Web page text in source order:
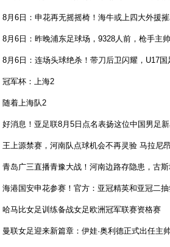
8月6日：申花再无摇摇椅！海牛或上四大外援
8月6日：昨晚浦东足球场，9328人前，枪手主
8月6日：连场头球绝杀！带刀后卫闪耀，U17国
冠军杯：上海2
随着上海队2
好消息！亚足联8月5日点名表扬这位中国男足
王上源禁赛，河南队点球机会不再灵验 马拉尼
青岛广三直播青豫大战！河南边路存隐患，古
海港国安申花参赛！官方：亚冠精英和亚冠二
哈马比女足训练备战女足欧洲冠军联赛资格赛
曼联女足迎来新篇章：伊娃·奥利德正式出任主